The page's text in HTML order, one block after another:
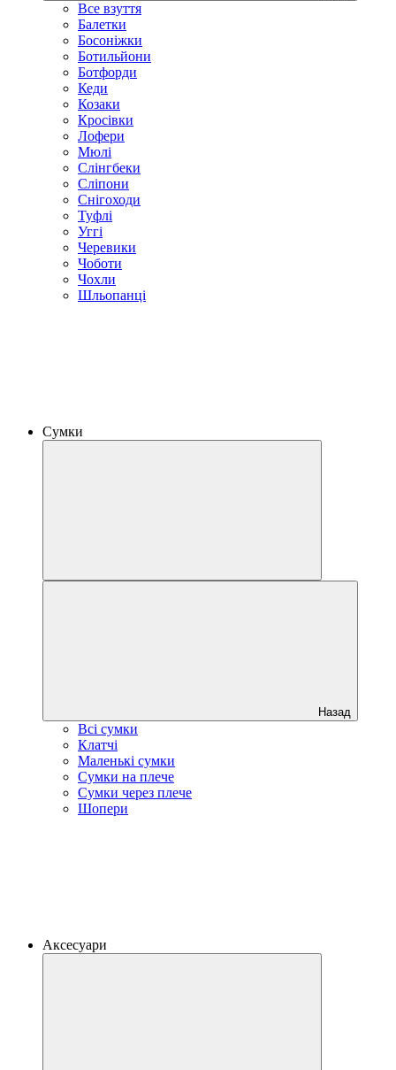
Все взуття
Балетки
Босоніжки
Ботильйони
Ботфорди
Кеди
Козаки
Кросівки
Лофери
Мюлі
Слінгбеки
Сліпони
Снігоходи
Туфлі
Уггі
Черевики
Чоботи
Чохли
Шльопанці
Сумки
Назад
Всі сумки
Клатчі
Маленькі сумки
Сумки на плече
Сумки через плече
Шопери
Аксесуари